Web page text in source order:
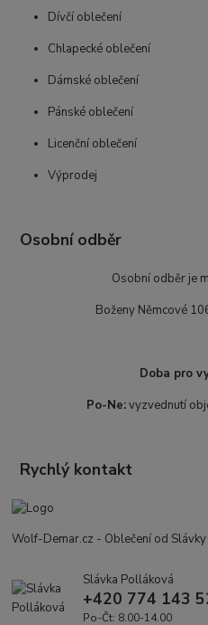
Dívčí oblečení
Chlapecké oblečení
Dámské oblečení
Pánské oblečení
Licenční oblečení
Výprodej
Osobní odběr
Osobní odběr je
Boženy Němcové
Doba pro
Po-Ne:vyzvednutí
Rychlý kontakt
Wolf-Demar.cz - Oblečení od Slávky
Slávka Polláková
+420 774 143
Po-Čt: 8.00-14.00